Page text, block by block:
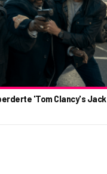
'Tom Clancy's Jack